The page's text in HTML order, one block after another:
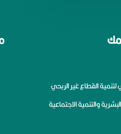
لتنمية القطاع غير الربحي
والتنمية الاجتماعية